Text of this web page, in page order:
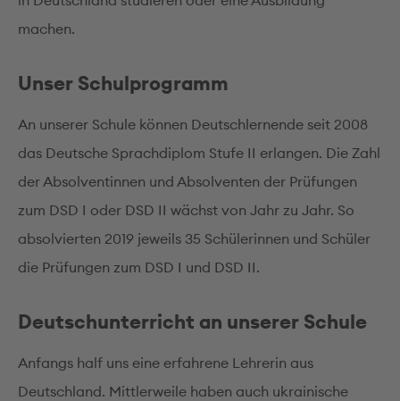
machen.
Unser Schulprogramm
An unserer Schule können Deutschlernende seit 2008
das Deutsche Sprachdiplom Stufe II erlangen. Die Zahl
der Absolventinnen und Absolventen der Prüfungen
zum DSD I oder DSD II wächst von Jahr zu Jahr. So
absolvierten 2019 jeweils 35 Schülerinnen und Schüler
die Prüfungen zum DSD I und DSD II.
Deutschunterricht an unserer Schule
Anfangs half uns eine erfahrene Lehrerin aus
Deutschland. Mittlerweile haben auch ukrainische